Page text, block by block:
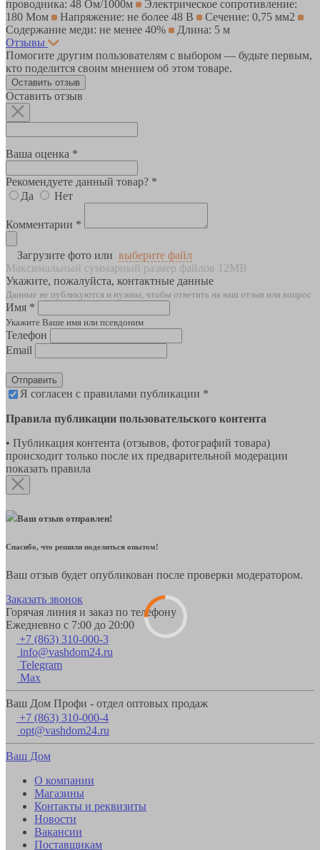
проводника: 48 Ом/1000м
Электрическое сопротивление:
180 Мом
Напряжение: не более 48 В
Сечение: 0,75 мм2
Содержание меди: не менее 40%
Длина: 5 м
Отзывы
Помогите другим пользователям с выбором — будьте первым,
кто поделится своим мнением об этом товаре.
Оставить отзыв
Оставить отзыв
Ваша оценка *
Рекомендуете данный товар? *
Да
Нет
Комментарии *
Загрузите фото или выберите файл
Максимальный суммарный размер файлов 12MB
Укажите, пожалуйста, контактные данные
Данные не публикуются и нужны, чтобы ответить на ваш отзыв или вопрос
Имя *
Укажите Ваше имя или псевдоним
Телефон
Email
Отправить
Я согласен с правилами публикации *
Правила публикации пользовательского контента
• Публикация контента (отзывов, фотографий товара)
происходит только после их предварительной модерации
показать правила
Ваш отзыв отправлен!
Спасибо, что решили поделиться опытом!
Ваш отзыв будет опубликован после проверки модератором.
Заказать звонок
Горячая линия и заказ по телефону
Ежедневно с 7:00 до 20:00
+7 (863) 310-000-3
info@vashdom24.ru
Telegram
Max
Ваш Дом Профи - отдел оптовых продаж
+7 (863) 310-000-4
opt@vashdom24.ru
Ваш Дом
О компании
Магазины
Контакты и реквизиты
Новости
Вакансии
Поставщикам